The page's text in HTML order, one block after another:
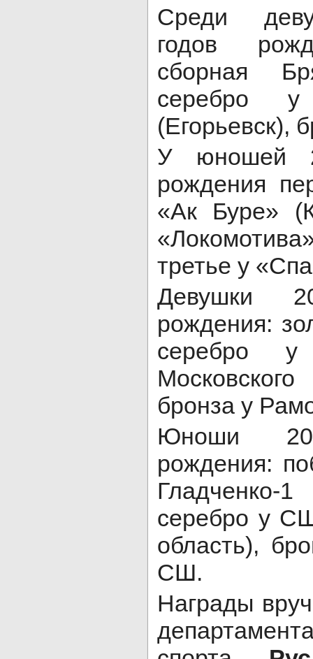
Среди
годов
сборная
серебро
(Егорьевск),
У юношей
рождения
«Ак Буре»
третье у
Девушки
рождения:
бронза у
Юноши
рождения:
серебро у
область),
СШ.
Награды